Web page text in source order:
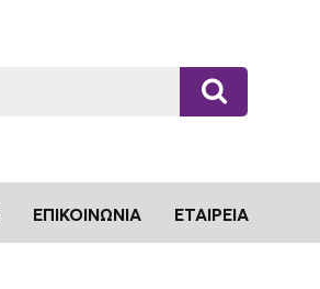
ΕΠΙΚΟΙΝΩΝΊΑ ΕΤΑΙΡΕΊΑ